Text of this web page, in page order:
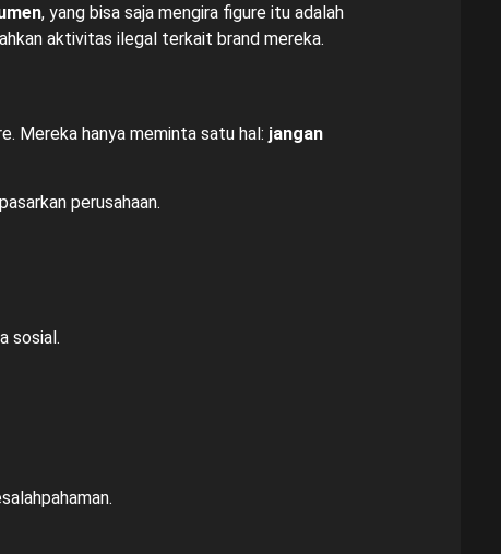
, yang bisa saja mengira figure itu adalah
aktivitas ilegal terkait brand mereka.
Mereka hanya meminta satu hal: jangan
perusahaan.
sosial.